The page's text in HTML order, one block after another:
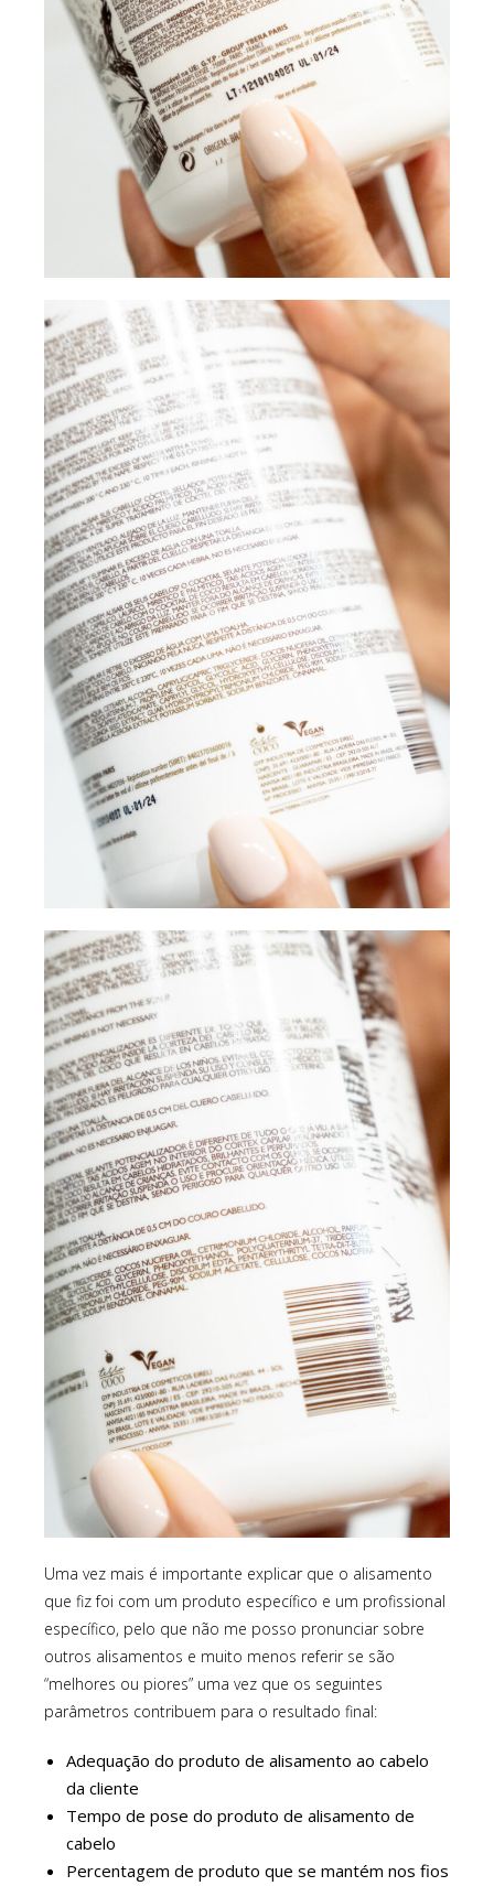
Uma vez mais é importante explicar que o alisamento
que fiz foi com um produto específico e um profissional
específico, pelo que não me posso pronunciar sobre
outros alisamentos e muito menos referir se são
“melhores ou piores” uma vez que os seguintes
parâmetros contribuem para o resultado final:
Adequação do produto de alisamento ao cabelo
da cliente
Tempo de pose do produto de alisamento de
cabelo
Percentagem de produto que se mantém nos fios